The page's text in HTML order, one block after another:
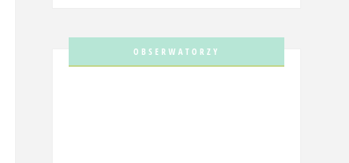
OBSERWATORZY